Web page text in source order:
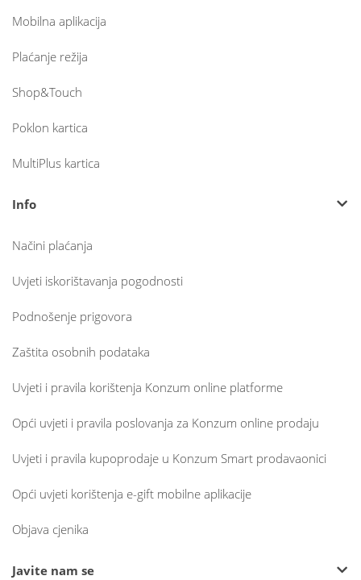
Mobilna aplikacija
Plaćanje režija
Shop&Touch
Poklon kartica
MultiPlus kartica
Info
Načini plaćanja
Uvjeti iskorištavanja pogodnosti
Podnošenje prigovora
Zaštita osobnih podataka
Uvjeti i pravila korištenja Konzum online platforme
Opći uvjeti i pravila poslovanja za Konzum online prodaju
Uvjeti i pravila kupoprodaje u Konzum Smart prodavaonici
Opći uvjeti korištenja e-gift mobilne aplikacije
Objava cjenika
Javite nam se